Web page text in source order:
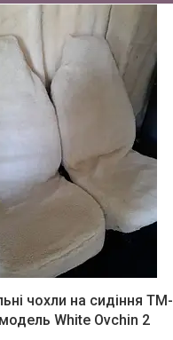
чохли на сидіння TM-
White Ovchin 2